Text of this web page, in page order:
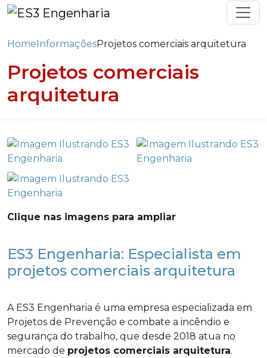
HomeInformaçõesProjetos comerciais arquitetura
Projetos comerciais
arquitetura
Clique nas imagens para ampliar
ES3 Engenharia: Especialista em
projetos comerciais arquitetura
A ES3 Engenharia é uma empresa especializada em
Projetos de Prevenção e combate a incêndio e
segurança do trabalho, que desde 2018 atua no
mercado de projetos comerciais arquitetura.